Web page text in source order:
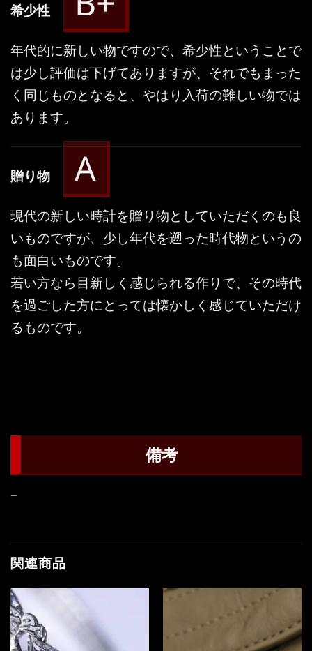
希少性
年代的に新しい物ですので、希少性ということで
は少し評価は下げてありますが、それでもまった
く同じものとなると、やはり入荷の難しい物では
あります。
贈り物 A
現代の新しい時計を贈り物としていただくのも良
いものですが、少し年代を遡った時代物というの
も面白いものです。
若い方なら目新しく感じられる作りで、その時代
を過ごした方にとっては懐かしく感じていただけ
るものです。
備考
–
関連商品